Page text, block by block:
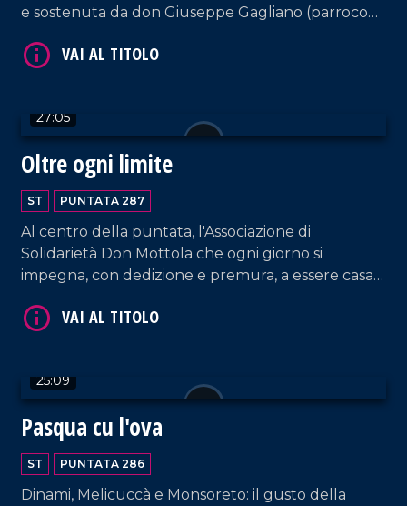
e sostenuta da don Giuseppe Gagliano (parroco
Valentia), secondo iniziativa del collezionista di
27:05
Oltre ogni limite
ST PUNTATA 287
Al centro della puntata, l'Associazione di
Solidarietà Don Mottola che ogni giorno si
impegna, con dedizione e premura, a essere casa
voluta fortemente da un gruppo di mamme,
25:09
Pasqua cu l'ova
ST PUNTATA 286
Dinami, Melicuccà e Monsoreto: il gusto della
VAI AL TITOLO
VAI AL TITOLO
VAI AL TITOLO